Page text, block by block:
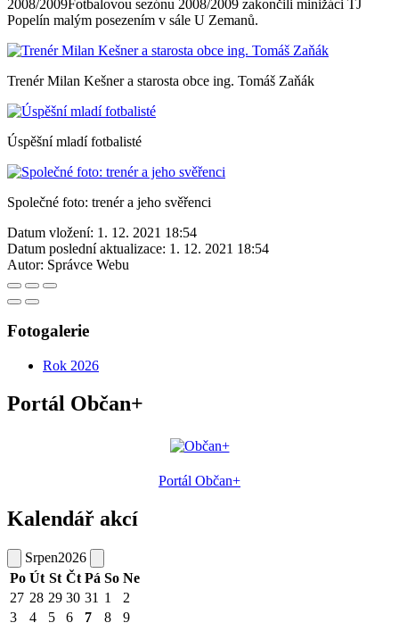
2008/2009Fotbalovou sezónu 2008/2009 zakončili minižáci TJ
Popelín malým posezením v sále U Zemanů.
Trenér Milan Kešner a starosta obce ing. Tomáš Zaňák
Úspěšní mladí fotbalisté
Společné foto: trenér a jeho svěřenci
Datum vložení: 1. 12. 2021 18:54
Datum poslední aktualizace: 1. 12. 2021 18:54
Autor: Správce Webu
Fotogalerie
Rok 2026
Portál Občan+
Portál Občan+
Kalendář akcí
Srpen2026
Po Út St Čt Pá So Ne
27 28 29 30 31 1
2
3
4 5 6 7 8
9